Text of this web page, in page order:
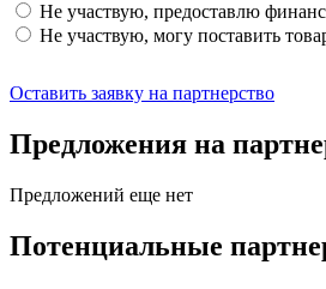
Не участвую, предоставлю
Не участвую, могу поставить
Оставить заявку на партнерство
Предложения на
Предложений еще нет
Потенциальные